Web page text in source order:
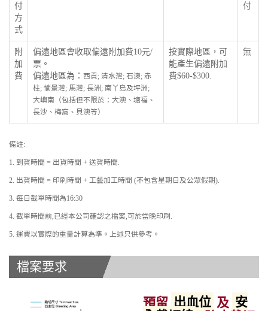
付
方
式
付
附
加
費
偏遠地區會收取偏遠附加費10元/
票。
偏遠地區為： 西貢; 清水灣; 石澳; 赤
柱; 愉景灣; 馬灣; 長洲; 南丫島及坪洲;
大嶼南（包括但不限於：大澳、塘福、
長沙、梅窩、貝澳等）
按實際地區，可
能產生偏遠附加
費$60-$300.
無
備註:
1. 到貨時間 = 出貨時間 + 送貨時間.
2. 出貨時間 = 印刷時間 + 工藝加工時間 (不包含星期日及公眾假期).
3. 每日截單時間為16:30
4. 截單時間前,已經本公司確認之檔案,可於當晚印刷.
5. 運費以實際的重量計算為準。上述只供參考。
檔案要求
預留 出血位 及 安